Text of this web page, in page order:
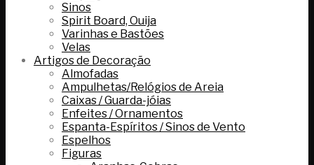
Sinos
Spirit Board, Ouija
Varinhas e Bastões
Velas
Artigos de Decoração
Almofadas
Ampulhetas/Relógios de Areia
Caixas / Guarda-jóias
Enfeites / Ornamentos
Espanta-Espíritos / Sinos de Vento
Espelhos
Figuras